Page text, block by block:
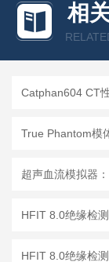
相
True Phantom模